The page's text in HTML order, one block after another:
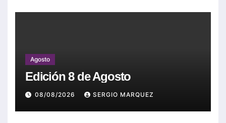
Agosto
Edición 8 de Agosto
08/08/2026 SERGIO MARQUEZ